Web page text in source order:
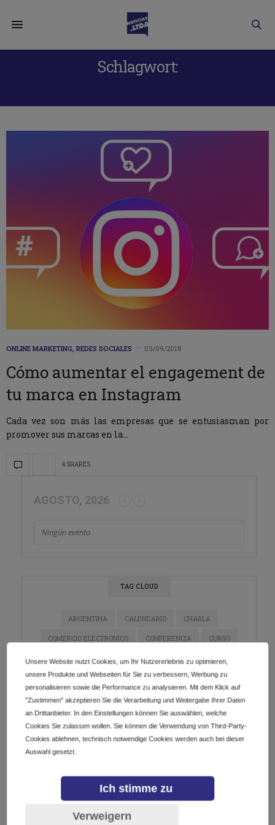
Schlagwort:
ONLINE MARKETING, REDES SOCIALES 03/09/2018
Cómo aumentar el engagement de
tu marca en Instagram
Cada vez son más las empresas que se entusiasman por
promover sus marcas en la…
4 SHARES
AGOSTO, 2026
Ningún evento
TAG CLOUD
ARGENTINA CALENDARIO CHARLA
COMERCIO ELECTRONICO CONFERENCIA CURSO
DIGITALIZACIÓN DOMINIOS E-COMMERCE
ECOMMERCE EMPRENDEDORES EMPRENDIMIENTO
ESTRATEGIA DE MARKETING EVENTO
EVENTO EN LÍNEA EVENTOS GETDOTLTDA
GETDOTSRL ICANN INDUSTRIA DE DOMINIOS
INNOVACIÓN
MARKETING MARKETING DE CONTENIDO
MARKETING DIGITAL MÉXICO
NETWORKING PYMES
Unsere Website nutzt Cookies, um Ihr Nutzererlebnis zu optimieren,
unsere Produkte und Webseiten für Sie zu verbessern, Werbung zu
personalisieren sowie die Performance zu analysieren. Mit dem Klick auf
"Zustimmen" akzeptieren Sie die Verarbeitung und Weitergabe Ihrer Daten
an Drittanbieter. In den Einstellungen können Sie auswählen, welche
Cookies Sie zulassen wollen. Sie können die Verwendung von Third-Party-
Cookies ablehnen, technisch notwendige Cookies werden auch bei dieser
Auswahl gesetzt.
Ich stimme zu
Verweigern